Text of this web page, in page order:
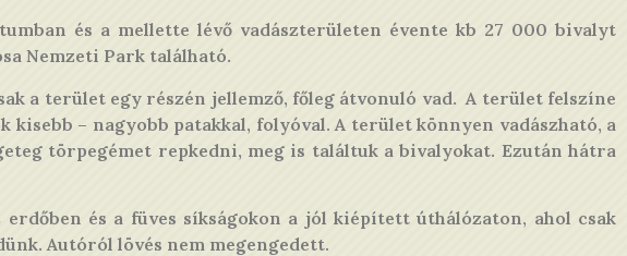
és a mellette lévő vadászterületen évente kb 27 000 bivalyt
Nemzeti Park található.
a terület egy részén jellemző, főleg átvonuló vad. A terület felszíne
– nagyobb patakkal, folyóval. A terület könnyen vadászható, a
törpegémet repkedni, meg is találtuk a bivalyokat. Ezután hátra
és a füves síkságokon a jól kiépített úthálózaton, ahol csak
Autóról lövés nem megengedett.